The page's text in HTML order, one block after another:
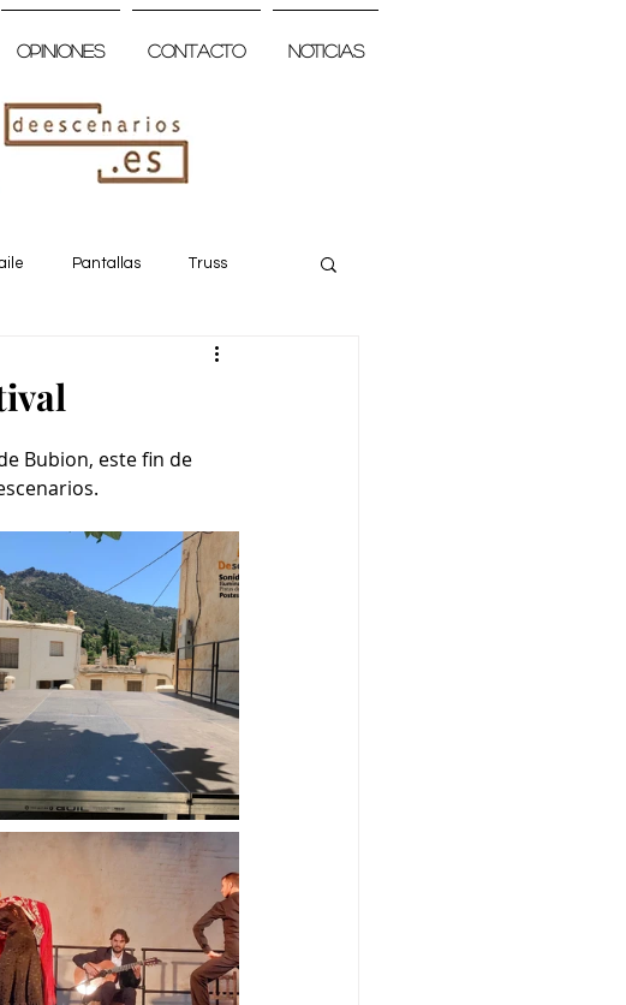
Opiniones Contacto Noticias
Pantallas Truss
Bubion, este fin de